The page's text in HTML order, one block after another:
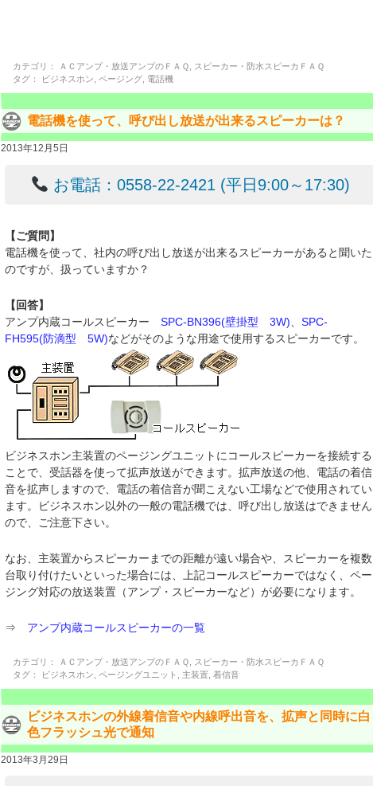
カテゴリ： ＡＣアンプ・放送アンプのＦＡＱ, スピーカー・防水スピーカＦＡＱ
タグ：
ビジネスホン,ページング, 電話機
電話機を使って、呼び出し放送が出来るスピーカーは？
2013年12月5日
お電話：0558-22-2421 (平日9:00～17:30)
【ご質問】
電話機を使って、社内の呼び出し放送が出来るスピーカーがあると聞いた
のですが、扱っていますか？
【回答】
アンプ内蔵コールスピーカーSPC-BN396(壁掛型 3W) 、SPC-
FH595(防滴型 5W)などがそのような用途で使用するスピーカーです。
ビジネスホン主装置のページングユニットにコールスピーカーを接続する
ことで、受話器を使って拡声放送ができます。拡声放送の他、電話の着信
音を拡声しますので、電話の着信音が聞こえない工場などで使用されてい
ます。ビジネスホン以外の一般の電話機では、呼び出し放送はできません
ので、ご注意下さい。
なお、主装置からスピーカーまでの距離が遠い場合や、スピーカーを複数
台取り付けたいといった場合には、上記コールスピーカーではなく、ペー
ジング対応の放送装置（アンプ・スピーカーなど）が必要になります。
⇒ アンプ内蔵コールスピーカーの一覧
カテゴリ： ＡＣアンプ・放送アンプのＦＡＱ
スピーカー・防水スピーカＦＡＱ
タグ：
ビジネスホン ,ページングユニット 主装置 ,着信音
ビジネスホンの外線着信音や内線呼出音を、拡声と同時に白
色フラッシュ光で通知
2013年3月29日